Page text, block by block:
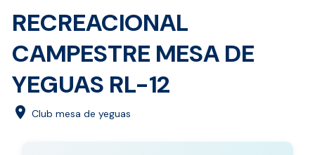
RECREACIONAL
CAMPESTRE MESA DE
YEGUAS RL-12
location_on Club mesa de yeguas